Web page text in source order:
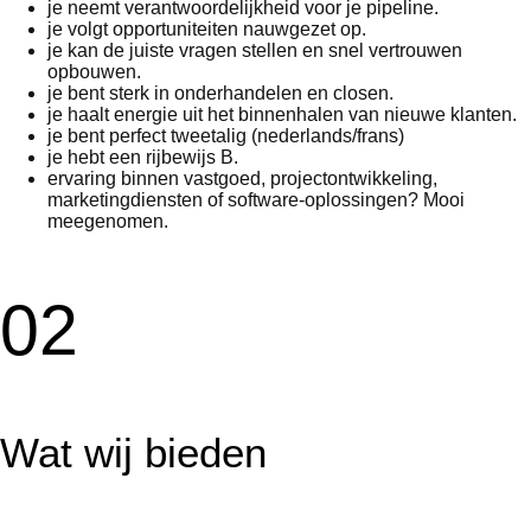
je neemt verantwoordelijkheid voor je pipeline.
je volgt opportuniteiten nauwgezet op.
je kan de juiste vragen stellen en snel vertrouwen
opbouwen.
je bent sterk in onderhandelen en closen.
je haalt energie uit het binnenhalen van nieuwe klanten.
je bent perfect tweetalig (nederlands/frans)
je hebt een rijbewijs B.
ervaring binnen vastgoed, projectontwikkeling,
marketingdiensten of software-oplossingen? Mooi
meegenomen.
02
Wat wij bieden